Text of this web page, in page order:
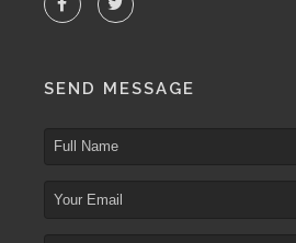
SEND MESSAGE